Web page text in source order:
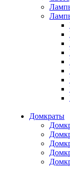
Домкраты